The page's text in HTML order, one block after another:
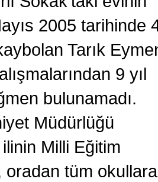
2005 tarihinde
Tarık
9 yıl
bulunamadı.
Müdürlüğü
Milli Eğitim
oradan tüm okullara